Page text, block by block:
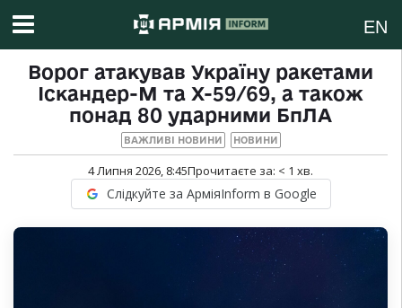
EN
Ворог атакував Україну ракетами
Іскандер-М та Х-59/69, а також
понад 80 ударними БпЛА
ВАЖЛИВІ НОВИНИ НОВИНИ
4 Липня 2026, 8:45Прочитаєте за: < 1 хв.
Слідкуйте за АрміяInform в Google